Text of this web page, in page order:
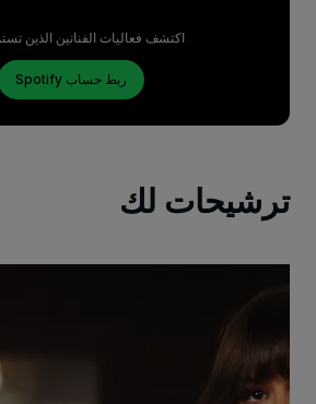
اكتشف فعاليات الفنانين الذين
ربط حساب Spotify
ترشيحات لك